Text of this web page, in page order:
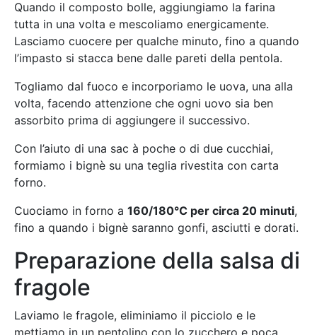
Quando il composto bolle, aggiungiamo la farina
tutta in una volta e mescoliamo energicamente.
Lasciamo cuocere per qualche minuto, fino a quando
l’impasto si stacca bene dalle pareti della pentola.
Togliamo dal fuoco e incorporiamo le uova, una alla
volta, facendo attenzione che ogni uovo sia ben
assorbito prima di aggiungere il successivo.
Con l’aiuto di una sac à poche o di due cucchiai,
formiamo i bignè su una teglia rivestita con carta
forno.
Cuociamo in forno a 160/180°C per circa 20 minuti,
fino a quando i bignè saranno gonfi, asciutti e dorati.
Preparazione della salsa di
fragole
Laviamo le fragole, eliminiamo il picciolo e le
mettiamo in un pentolino con lo zucchero e poca